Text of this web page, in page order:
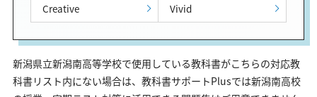
Creative Vivid
新潟県立新潟南高等学校で使用している教科書がこちらの対応教
科書リスト内にない場合は、教科書サポートPlusでは新潟南高校